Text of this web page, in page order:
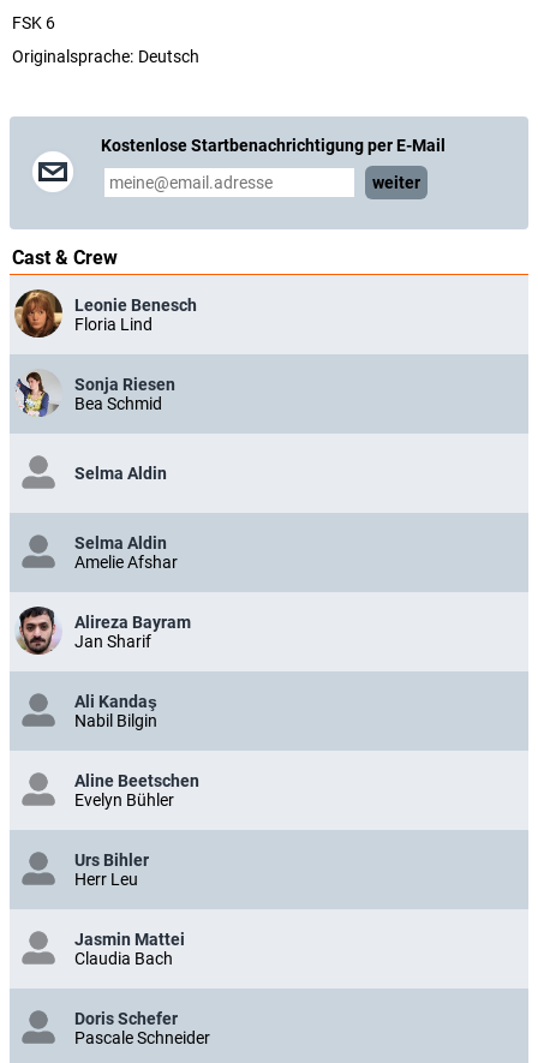
FSK 6
Originalsprache: Deutsch
Kostenlose Startbenachrichtigung per E-Mail
weiter
Cast & Crew
Leonie Benesch
Floria Lind
Sonja Riesen
Bea Schmid
Selma Aldin
Selma Aldin
Amelie Afshar
Alireza Bayram
Jan Sharif
Ali Kandaş
Nabil Bilgin
Aline Beetschen
Evelyn Bühler
Urs Bihler
Herr Leu
Jasmin Mattei
Claudia Bach
Doris Schefer
Pascale Schneider